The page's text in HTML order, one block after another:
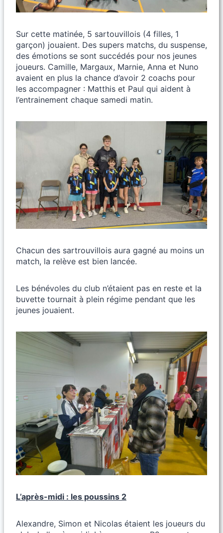
Sur cette matinée, 5 sartouvillois (4 filles, 1
garçon) jouaient. Des supers matchs, du suspense,
des émotions se sont succédés pour nos jeunes
joueurs. Camille, Margaux, Marnie, Anna et Nuno
avaient en plus la chance d’avoir 2 coachs pour
les accompagner : Matthis et Paul qui aident à
l’entrainement chaque samedi matin.
Chacun des sartrouvillois aura gagné au moins un
match, la relève est bien lancée.
Les bénévoles du club n’étaient pas en reste et la
buvette tournait à plein régime pendant que les
jeunes jouaient.
L’après-midi : les poussins 2
Alexandre, Simon et Nicolas étaient les joueurs du